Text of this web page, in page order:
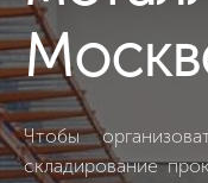
Чтобы
складирование